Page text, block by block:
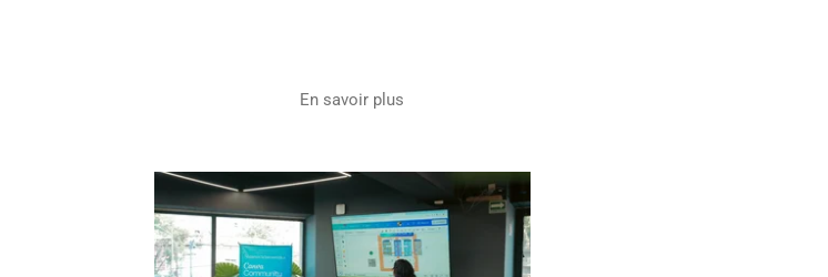
En savoir plus